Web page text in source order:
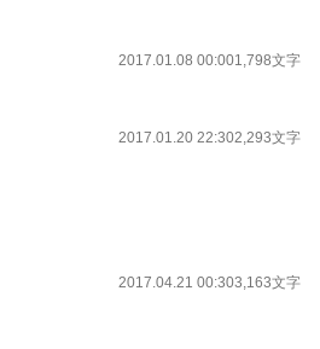
2017.01.08 00:001,798文字
2017.01.20 22:302,293文字
2017.04.21 00:303,163文字